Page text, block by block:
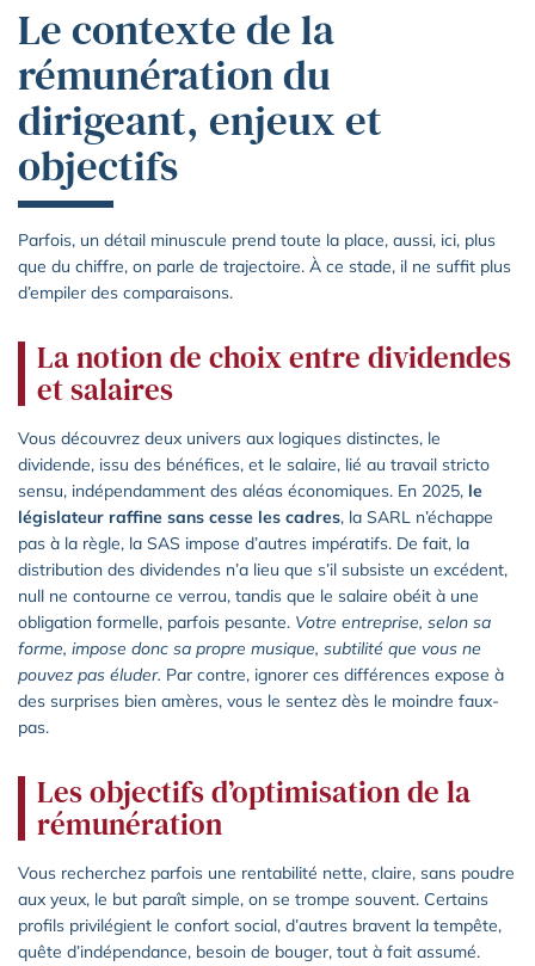
Le contexte de la
rémunération du
dirigeant, enjeux et
objectifs
Parfois, un détail minuscule prend toute la place, aussi, ici, plus
que du chiffre, on parle de trajectoire. À ce stade, il ne suffit plus
d’empiler des comparaisons.
La notion de choix entre dividendes
et salaires
Vous découvrez deux univers aux logiques distinctes, le
dividende, issu des bénéfices, et le salaire, lié au travail stricto
sensu, indépendamment des aléas économiques. En 2025, le
législateur raffine sans cesse les cadres, la SARL n’échappe
pas à la règle, la SAS impose d’autres impératifs. De fait, la
distribution des dividendes n’a lieu que s’il subsiste un excédent,
null ne contourne ce verrou, tandis que le salaire obéit à une
obligation formelle, parfois pesante. Votre entreprise, selon sa
forme, impose donc sa propre musique, subtilité que vous ne
pouvez pas éluder. Par contre, ignorer ces différences expose à
des surprises bien amères, vous le sentez dès le moindre faux-
pas.
Les objectifs d’optimisation de la
rémunération
Vous recherchez parfois une rentabilité nette, claire, sans poudre
aux yeux, le but paraît simple, on se trompe souvent. Certains
profils privilégient le confort social, d’autres bravent la tempête,
quête d’indépendance, besoin de bouger, tout à fait assumé.